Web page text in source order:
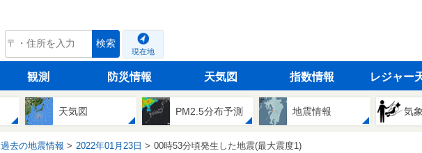
tenki.jp 検索
現在地
観測 防災情報 天気図 指数情報 レジャー
天気図 PM2.5分布予測 地震情報 気
過去の地震情報 2022年01月23日 00時53分頃発生した地震(最大震度1)